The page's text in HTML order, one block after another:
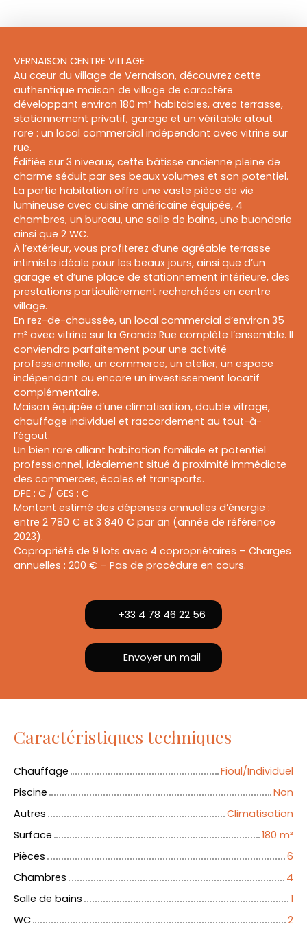
VERNAISON CENTRE VILLAGE
Au cœur du village de Vernaison, découvrez cette
authentique maison de village de caractère
développant environ 180 m² habitables, avec terrasse,
stationnement privatif, garage et un véritable atout
rare : un local commercial indépendant avec vitrine sur
rue.
Édifiée sur 3 niveaux, cette bâtisse ancienne pleine de
charme séduit par ses beaux volumes et son potentiel.
La partie habitation offre une vaste pièce de vie
lumineuse avec cuisine américaine équipée, 4
chambres, un bureau, une salle de bains, une buanderie
ainsi que 2 WC.
À l’extérieur, vous profiterez d’une agréable terrasse
intimiste idéale pour les beaux jours, ainsi que d’un
garage et d’une place de stationnement intérieure, des
prestations particulièrement recherchées en centre
village.
En rez-de-chaussée, un local commercial d’environ 35
m² avec vitrine sur la Grande Rue complète l’ensemble. Il
conviendra parfaitement pour une activité
professionnelle, un commerce, un atelier, un espace
indépendant ou encore un investissement locatif
complémentaire.
Maison équipée d’une climatisation, double vitrage,
chauffage individuel et raccordement au tout-à-
l’égout.
Un bien rare alliant habitation familiale et potentiel
professionnel, idéalement situé à proximité immédiate
des commerces, écoles et transports.
DPE : C / GES : C
Montant estimé des dépenses annuelles d’énergie :
entre 2 780 € et 3 840 € par an (année de référence
2023).
Copropriété de 9 lots avec 4 copropriétaires – Charges
annuelles : 200 € – Pas de procédure en cours.
+33 4 78 46 22 56
Envoyer un mail
Caractéristiques techniques
Chauffage
Fioul/Individuel
Piscine
Non
Autres
Climatisation
Surface
180 m²
Pièces
6
Chambres
4
Salle de bains
1
WC
2